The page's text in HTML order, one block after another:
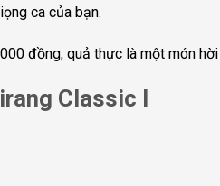
ca của bạn.
đồng, quả thực là một món
Classic I